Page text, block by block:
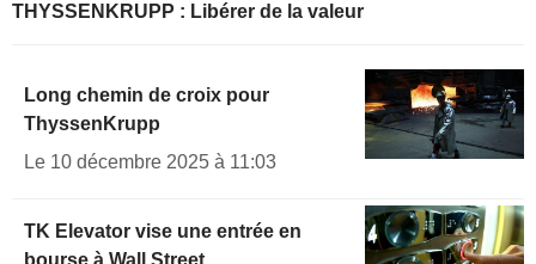
THYSSENKRUPP : Libérer de la valeur
Long chemin de croix pour
ThyssenKrupp
Le 10 décembre 2025 à 11:03
TK Elevator vise une entrée en